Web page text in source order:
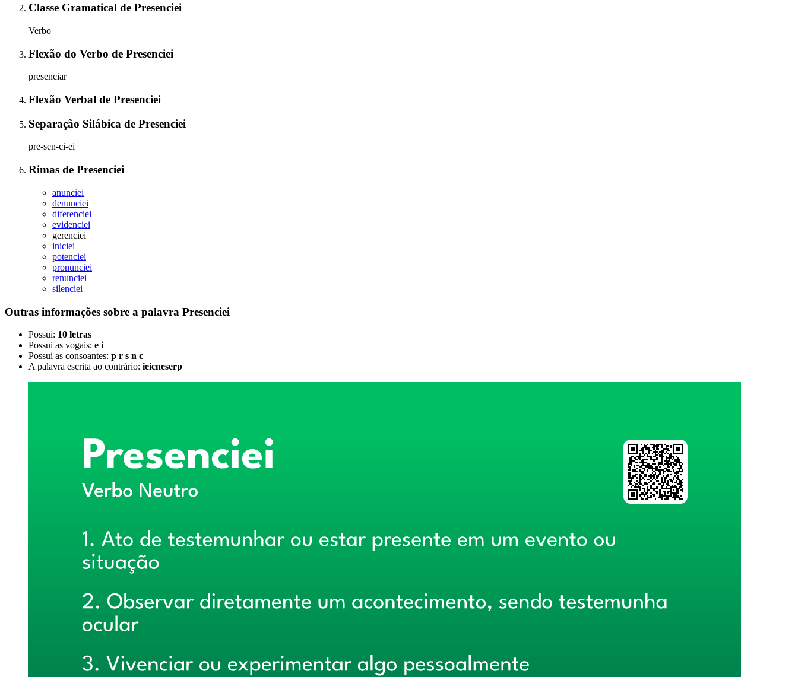
Classe Gramatical de Presenciei
Verbo
Flexão do Verbo de Presenciei
presenciar
Flexão Verbal de Presenciei
Separação Silábica de Presenciei
pre-sen-ci-ei
Rimas de Presenciei
anunciei
denunciei
diferenciei
evidenciei
gerenciei
iniciei
potenciei
pronunciei
renunciei
silenciei
Outras informações sobre a palavra Presenciei
Possui: 10 letras
Possui as vogais: e i
Possui as consoantes: p r s n c
A palavra escrita ao contrário: ieicneserp